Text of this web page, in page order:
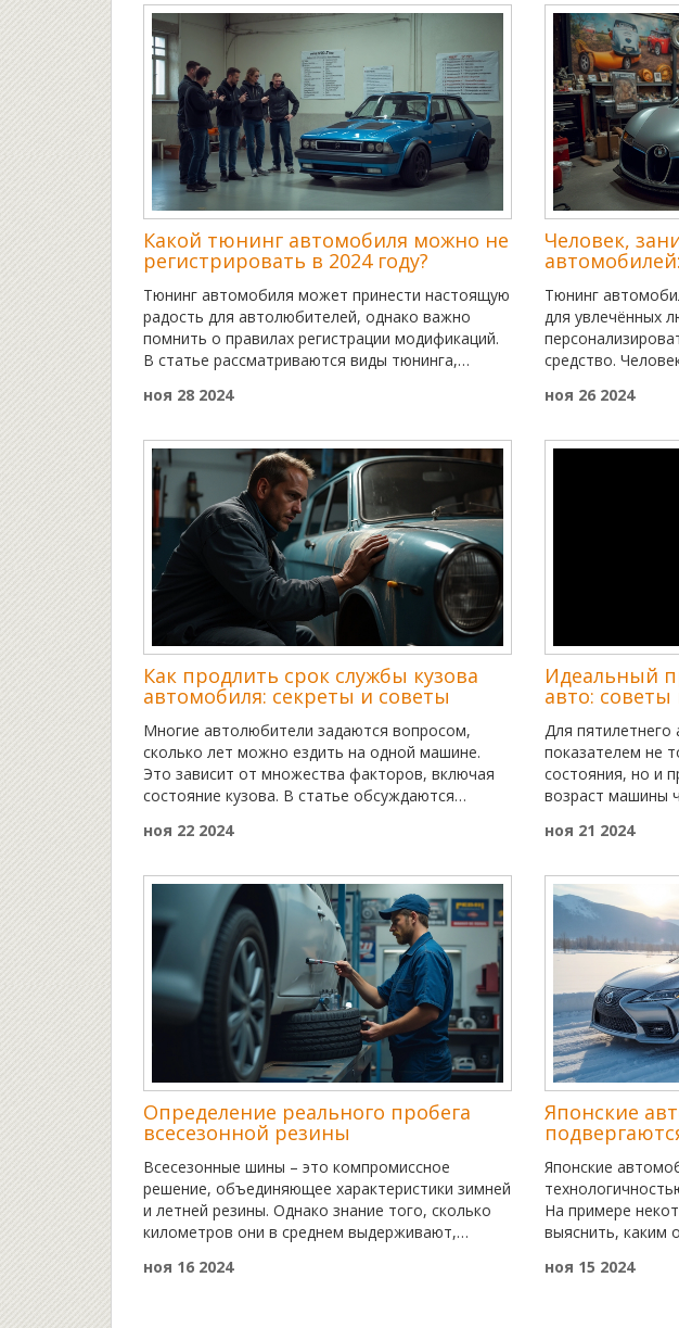
по оптимизации условий эксплуатации
автомобиля для увеличения ресурса двигателя.
Чтение этой статьи поможет вам лучше понять,
как сберечь свой двигатель, избежав ненужных
затрат на ремонт.
также узнаете о
внимание при
Какой тюнинг автомобиля можно не
регистрировать в 2024 году?
Тюнинг автомобиля может принести настоящую
радость для автолюбителей, однако важно
помнить о правилах регистрации модификаций.
В статье рассматриваются виды тюнинга,
в ГИБДД. Читатель получит полезные советы по
Отдельное внимание будет уделено
изменениям, влияющим на технические
характеристики, и допустимым визуальным
улучшениям. Знание о разнообразии безобидных
модификаций поможет избежать ненужных
штрафов и проблем на дороге.
ноя 28 2024
Человек,
Тюнинг
для увлечённых
средство.
адаптируют
характеристики.
ноя 26 2024
Как продлить срок службы кузова
автомобиля: секреты и советы
Многие автолюбители задаются вопросом,
сколько лет можно ездить на одной машине.
Это зависит от множества факторов, включая
состояние кузова. В статье обсуждаются
автомобиля, такие как регулярный уход,
вождения. Мы также рассмотрим, какие внешние
факторы могут повлиять на ресурс кузова, и
предложим практичные советы по его защите.
ноя 22 2024
Идеальный
авто:
Для пятилетнего
показателем не
состояния, но и
возраст машины
пережила резкое
оставшийся
В статье
пробега на
службу авто и
снизить его
ноя 21 2024
Определение реального пробега
всесезонной резины
Всесезонные шины – это компромиссное
решение, объединяющее характеристики зимней
и летней резины. Однако знание того, сколько
километров они в среднем выдерживают,
планировать их замену. В статье
ноя 16 2024
Японские
Японские
На примере
выяснить, каким
авто менее
ноя 15 2024